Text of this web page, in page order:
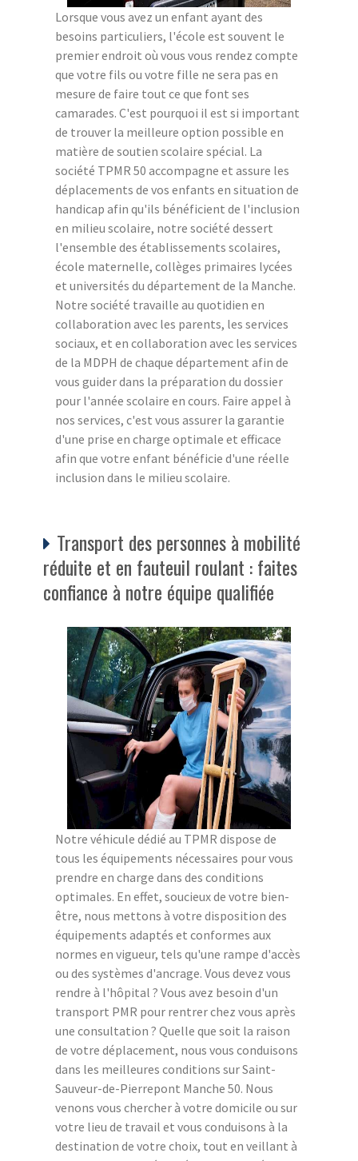
Lorsque vous avez un enfant ayant des
besoins particuliers, l'école est souvent le
premier endroit où vous vous rendez compte
que votre fils ou votre fille ne sera pas en
mesure de faire tout ce que font ses
camarades. C'est pourquoi il est si important
de trouver la meilleure option possible en
matière de soutien scolaire spécial. La
société TPMR 50 accompagne et assure les
déplacements de vos enfants en situation de
handicap afin qu'ils bénéficient de l'inclusion
en milieu scolaire, notre société dessert
l'ensemble des établissements scolaires,
école maternelle, collèges primaires lycées
et universités du département de la Manche.
Notre société travaille au quotidien en
collaboration avec les parents, les services
sociaux, et en collaboration avec les services
de la MDPH de chaque département afin de
vous guider dans la préparation du dossier
pour l'année scolaire en cours. Faire appel à
nos services, c'est vous assurer la garantie
d'une prise en charge optimale et efficace
afin que votre enfant bénéficie d'une réelle
inclusion dans le milieu scolaire.
Transport des personnes à mobilité
réduite et en fauteuil roulant : faites
confiance à notre équipe qualifiée
Notre véhicule dédié au TPMR dispose de
tous les équipements nécessaires pour vous
prendre en charge dans des conditions
optimales. En effet, soucieux de votre bien-
être, nous mettons à votre disposition des
équipements adaptés et conformes aux
normes en vigueur, tels qu'une rampe d'accès
ou des systèmes d'ancrage. Vous devez vous
rendre à l'hôpital ? Vous avez besoin d'un
transport PMR pour rentrer chez vous après
une consultation ? Quelle que soit la raison
de votre déplacement, nous vous conduisons
dans les meilleures conditions sur Saint-
Sauveur-de-Pierrepont Manche 50. Nous
venons vous chercher à votre domicile ou sur
votre lieu de travail et vous conduisons à la
destination de votre choix, tout en veillant à